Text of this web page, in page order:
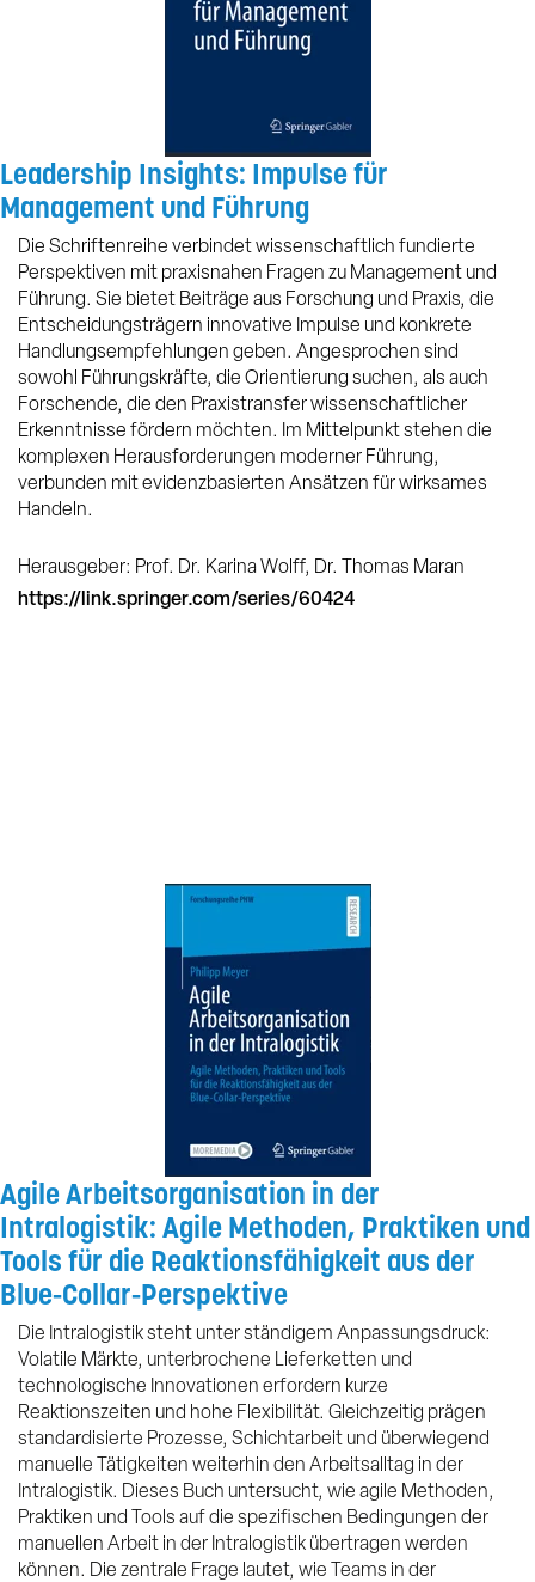
Leadership Insights: Impulse für
Management und Führung
Die Schriftenreihe verbindet wissenschaftlich fundierte
Perspektiven mit praxisnahen Fragen zu Management und
Führung. Sie bietet Beiträge aus Forschung und Praxis, die
Entscheidungsträgern innovative Impulse und konkrete
Handlungsempfehlungen geben. Angesprochen sind
sowohl Führungskräfte, die Orientierung suchen, als auch
Forschende, die den Praxistransfer wissenschaftlicher
Erkenntnisse fördern möchten. Im Mittelpunkt stehen die
komplexen Herausforderungen moderner Führung,
verbunden mit evidenzbasierten Ansätzen für wirksames
Handeln.
Herausgeber: Prof. Dr. Karina Wolff, Dr. Thomas Maran
https://link.springer.com/series/60424
Agile Arbeitsorganisation in der
Intralogistik: Agile Methoden, Praktiken und
Tools für die Reaktionsfähigkeit aus der
Blue-Collar-Perspektive
Die Intralogistik steht unter ständigem Anpassungsdruck:
Volatile Märkte, unterbrochene Lieferketten und
technologische Innovationen erfordern kurze
Reaktionszeiten und hohe Flexibilität. Gleichzeitig prägen
standardisierte Prozesse, Schichtarbeit und überwiegend
manuelle Tätigkeiten weiterhin den Arbeitsalltag in der
Intralogistik. Dieses Buch untersucht, wie agile Methoden,
Praktiken und Tools auf die spezifischen Bedingungen der
manuellen Arbeit in der Intralogistik übertragen werden
können. Die zentrale Frage lautet, wie Teams in der